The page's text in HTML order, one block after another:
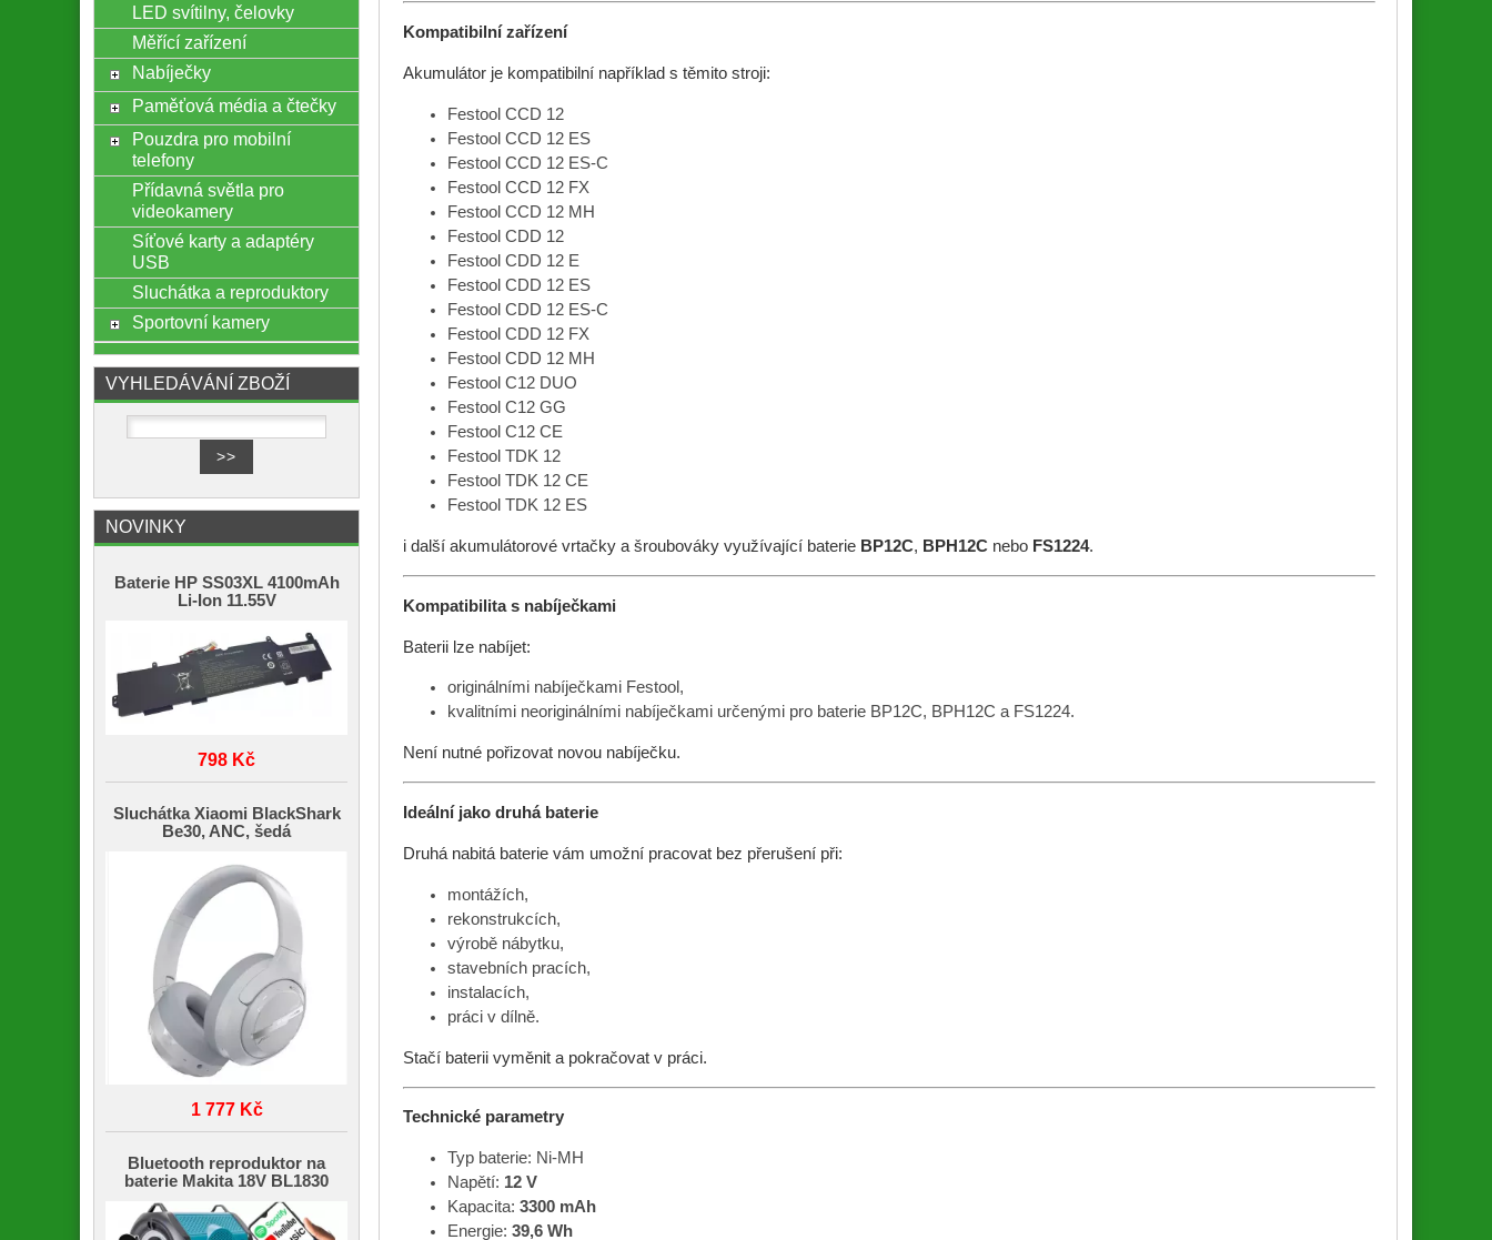
Kompatibilní zařízení
Akumulátor je kompatibilní například s těmito stroji:
Festool CCD 12
Festool CCD 12 ES
Festool CCD 12 ES-C
Festool CCD 12 FX
Festool CCD 12 MH
Festool CDD 12
Festool CDD 12 E
Festool CDD 12 ES
Festool CDD 12 ES-C
Festool CDD 12 FX
Festool CDD 12 MH
Festool C12 DUO
Festool C12 GG
Festool C12 CE
Festool TDK 12
Festool TDK 12 CE
Festool TDK 12 ES
i další akumulátorové vrtačky a šroubováky využívající baterie BP12C, BPH12Cnebo FS1224.
Kompatibilita s nabíječkami
Baterii lze nabíjet:
originálními nabíječkami Festool,
kvalitními neoriginálními nabíječkami určenými pro baterie BP12C, BPH12C a FS1224.
Není nutné pořizovat novou nabíječku.
Ideální jako druhá baterie
Druhá nabitá baterie vám umožní pracovat bez přerušení při:
montážích,
rekonstrukcích,
výrobě nábytku,
stavebních pracích,
instalacích,
práci v dílně.
Stačí baterii vyměnit a pokračovat v práci.
Technické parametry
Typ baterie: Ni-MH
Napětí: 12 V
Kapacita: 3300 mAh
Energie: 39,6 Wh
LED svítilny, čelovky
Měřící zařízení
Nabíječky
Paměťová média a čtečky
Pouzdra pro mobilní
telefony
Přídavná světla pro
videokamery
Síťové karty a adaptéry
USB
Sluchátka a reproduktory
Sportovní kamery
VYHLEDÁVÁNÍ ZBOŽÍ
NOVINKY
Baterie HP SS03XL 4100mAh
Li-Ion 11.55V
798 Kč
Sluchátka Xiaomi BlackShark
Be30, ANC, šedá
1 777 Kč
Bluetooth reproduktor na
baterie Makita 18V BL1830